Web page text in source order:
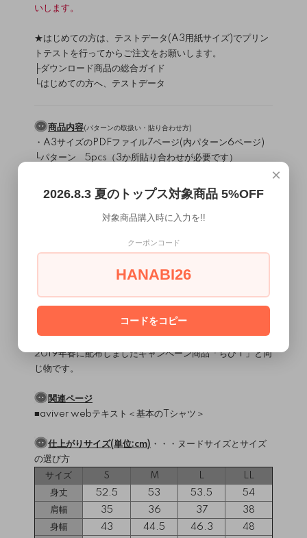
いします。
★はじめての方は、テストデータ(A3用紙サイズ)でプリン
トテストを行ってからご注文をお願いします。
├ダウンロード商品の総合ガイド
└はじめての方へ、テストデータ
商品内容(パターンの取扱い・貼り合わせ方)
・A3サイズのPDFファイル7ページ(内パターン6ページ)
└パターン 5pcs（3か所貼り合わせが必要です）
webテキスト「 基本のＴシャツ」と同じ作り方です。
生地について/副資材について）
肩線用伸び止めテープ又はバイヤス芯
使用ミシン・縫製レベル（ミシンについて
直線縫いミシン・2本針4本糸ロックミシン
縫製難易度・・・★☆☆☆☆
MEMO
2019年春に配布しましたキャンペーン商品「ちびＴ」と同
じ物です。
関連ページ
■aviver webテキスト＜ 基本のTシャツ ＞
仕上がりサイズ(単位:cm) ・・・ ヌードサイズとサイズ
の選び方
サイズ
S M
身丈
52.5 53 53.5
54
肩幅
35 36 37
38
身幅
43 44.5 46.3
48
×
2026.8.3 夏のトップス対象商品 5%OFF
対象商品購入時に入力を!!
クーポンコード
HANABI26
コードをコピー